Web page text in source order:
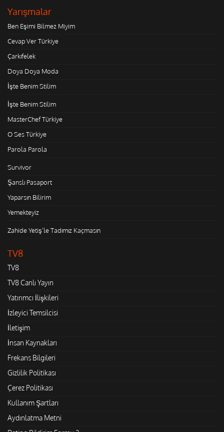
Yarışmalar
Ben Eşimi Bilmez Miyim
Cevap Ver Türkiye
Çarkıfelek
Doya Doya Moda
İşte Benim Stilim
İşte Benim Stilim
MasterChef Türkiye
O Ses Türkiye
Parola Parola
Survivor
Şanslı Pasaport
Yaparsın Bilirim
Yemekteyiz
Zahide Yetiş'le Tadımız Kaçmasın
TV8
TV8
TV8 Canlı Yayın
Yatırımcı İlişkileri
İzleyici Temsilcisi
İletişim
İnsan Kaynakları
Frekans Bilgileri
Gizlilik Politikası
Çerez Politikası
Kullanım Şartları
Aydınlatma Metni